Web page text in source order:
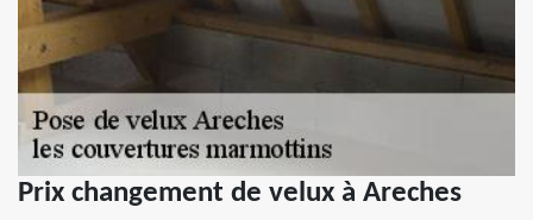
Prix changement de velux à Areches